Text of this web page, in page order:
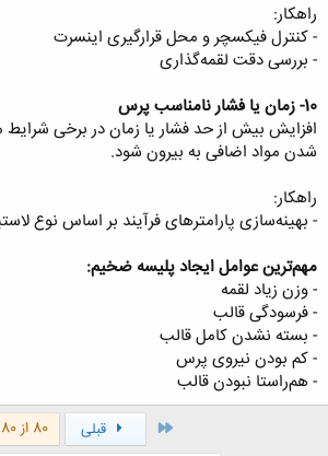
راهکار:
- کنترل فیکسچر و محل قرارگیری اینسرت
- بررسی دقت لقمه‌گذاری
10- زمان یا فشار نامناسب پرس
افزایش بیش از حد فشار یا زمان در برخی شرایط
شدن مواد اضافی به بیرون شود.
راهکار:
- بهینه‌سازی پارامترهای فرآیند بر اساس نوع
مهم‌ترین عوامل ایجاد پلیسه ضخیم:
- وزن زیاد لقمه
- فرسودگی قالب
- بسته نشدن کامل قالب
- کم بودن نیروی پرس
- هم‌راستا نبودن قالب
اول قبلی
80 از 80